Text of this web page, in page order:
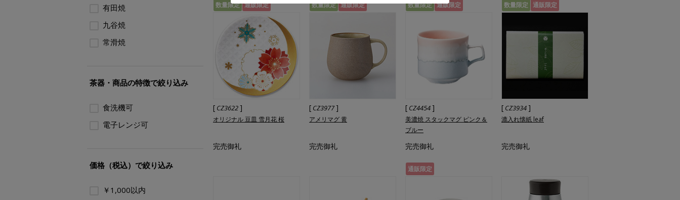
数量限定 通販限定
[ CZ3622 ]
オリジナル 豆皿 雪月花 桜
完売御礼
数量限定 通販限定
[ CZ3977 ]
アメリマグ 黄
完売御礼
数量限定 通販限定
[ CZ4454 ]
美濃焼 スタックマグ ピンク＆
ブルー
完売御礼
数量限定 通販限定
[ CZ3934 ]
漉入れ懐紙 leaf
完売御礼
通販限定
有田焼
九谷焼
常滑焼
茶器・商品の特徴で絞り込み
食洗機可
電子レンジ可
価格（税込）で絞り込み
￥1,000以内